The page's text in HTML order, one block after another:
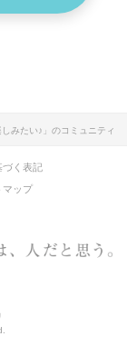
しみたい♪」のコミュニティ
づく表記
マップ